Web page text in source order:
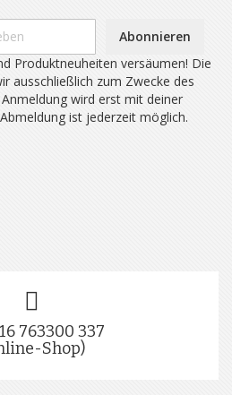
Abonnieren
Produktneuheiten versäumen! Die
ausschließlich zum Zwecke des
wird erst mit deiner
ist jederzeit möglich.
763300 337
Shop)